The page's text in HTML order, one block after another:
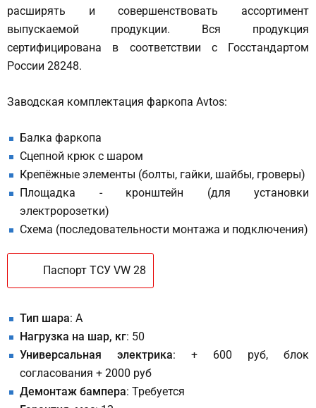
расширять и совершенствовать ассортимент
выпускаемой продукции. Вся продукция
сертифицирована в соответствии с Госстандартом
России 28248.
Заводская комплектация фаркопа Avtos:
Балка фаркопа
Сцепной крюк с шаром
Крепёжные элементы (болты, гайки, шайбы, гроверы)
Площадка - кронштейн (для установки
электророзетки)
Схема (последовательности монтажа и подключения)
Паспорт ТСУ VW 28
Тип шара: A
Нагрузка на шар, кг: 50
Универсальная электрика: + 600 руб, блок
согласования + 2000 руб
Демонтаж бампера: Требуется